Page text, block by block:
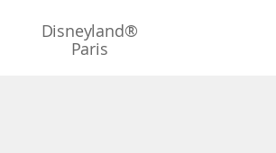
Disneyland®
Paris